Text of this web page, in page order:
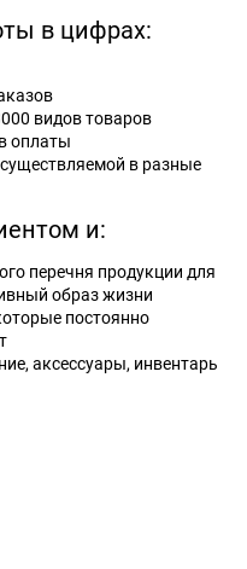
в цифрах:
видов товаров
оплаты
в разные
и:
перечня продукции для
образ жизни
постоянно
аксессуары, инвентарь